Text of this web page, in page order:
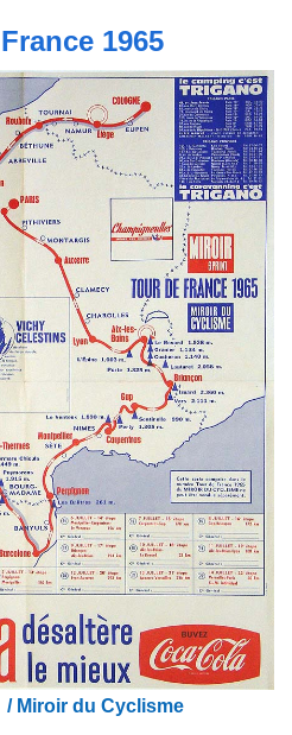
1965
Miroir du Cyclisme